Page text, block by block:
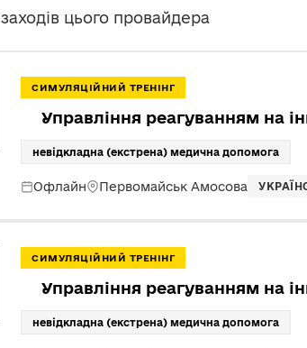
заходів цього провайдера
СИМУЛЯЦІЙНИЙ ТРЕНІНГ
Управління реагуванням на
невідкладна (екстрена) медична допомога
Офлайн Первомайськ Амосова
СИМУЛЯЦІЙНИЙ ТРЕНІНГ
Управління реагуванням на
невідкладна (екстрена) медична допомога